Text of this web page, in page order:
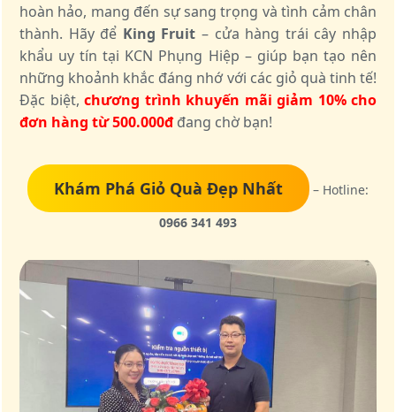
hoàn hảo, mang đến sự sang trọng và tình cảm chân
thành. Hãy để King Fruit – cửa hàng trái cây nhập
khẩu uy tín tại KCN Phụng Hiệp – giúp bạn tạo nên
những khoảnh khắc đáng nhớ với các giỏ quà tinh tế!
Đặc biệt, chương trình khuyến mãi giảm 10% cho
đơn hàng từ 500.000đđang chờ bạn!
Khám Phá Giỏ Quà Đẹp Nhất
– Hotline:
0966 341 493